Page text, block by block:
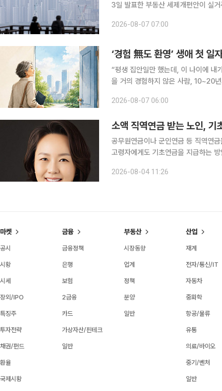
3일 발표한 부동산 세제개편안이 실
2026-08-07 07:00
‘경험 無도 환영’ 생애 첫 일
“평생 집안일만 했는데, 이 나이에 내
을 거의 경험하지 않은 사람, 10~20
에게 필요한 것은 ‘용기를 내라’는 말
2026-08-07 06:00
소액 직역연금 받는 노인, 기
공무원연금이나 군인연금 등 직역연
고령자에게도 기초연금을 지급하는
수급자도 일정한 소득·재산 요건을
2026-08-04 11:26
마켓
공시
시황
시세
장외/IPO
특징주
투자전략
채권/펀드
환율
국제시황
금융
금융정책
은행
보험
2금융
카드
가상자산/핀테크
일반
부동산
시장동향
업계
정책
분양
일반
산업
재계
전자/통신/IT
자동차
중화학
항공/물류
유통
의료/바이오
중기/벤처
일반